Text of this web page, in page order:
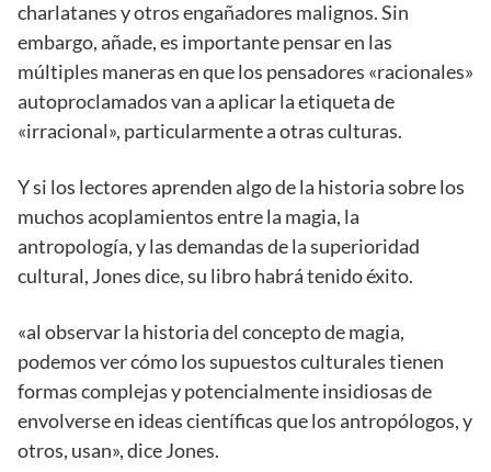
charlatanes y otros engañadores malignos. Sin
embargo, añade, es importante pensar en las
múltiples maneras en que los pensadores «racionales»
autoproclamados van a aplicar la etiqueta de
«irracional», particularmente a otras culturas.
Y si los lectores aprenden algo de la historia sobre los
muchos acoplamientos entre la magia, la
antropología, y las demandas de la superioridad
cultural, Jones dice, su libro habrá tenido éxito.
«al observar la historia del concepto de magia,
podemos ver cómo los supuestos culturales tienen
formas complejas y potencialmente insidiosas de
envolverse en ideas científicas que los antropólogos, y
otros, usan», dice Jones.